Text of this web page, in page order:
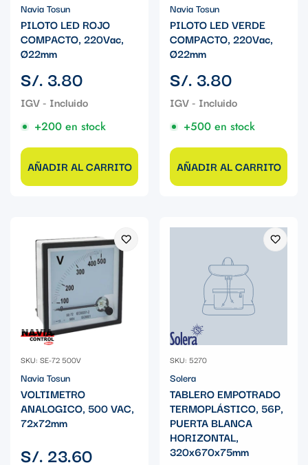
Navia Tosun
PILOTO LED ROJO
COMPACTO, 220Vac,
Ø22mm
Precio
regular
S/. 3.80
+200 en stock
AÑADIR AL CARRITO
Navia Tosun
PILOTO LED VERDE
COMPACTO, 220Vac,
Ø22mm
Precio
regular
S/. 3.80
+500 en stock
AÑADIR AL CARRITO
SKU: SE-72 500V
Navia Tosun
VOLTIMETRO
ANALOGICO, 500 VAC,
72x72mm
Precio
S/. 23.60
SKU: 5270
Solera
TABLERO EMPOTRADO
TERMOPLÁSTICO, 56P,
PUERTA BLANCA
HORIZONTAL,
320x670x75mm